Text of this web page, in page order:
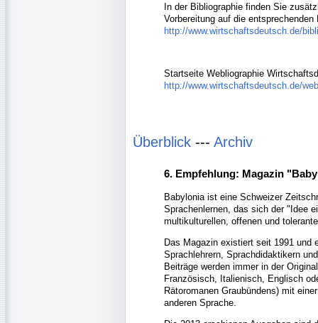
In der Bibliographie finden Sie
Vorbereitung auf die entsprechenden
http://www.wirtschaftsdeutsch.de/
Startseite Webliographie
http://www.wirtschaftsdeutsch.de/
Überblick --- Archiv
6. Empfehlung: Magazin
Babylonia ist eine Schweizer
Sprachenlernen, das sich der "Idee
multikulturellen, offenen und
Das Magazin existiert seit 1991 und
Sprachlehrern, Sprachdidaktikern
Beiträge werden immer in der
Französisch, Italienisch, Englisch
Rätoromanen Graubündens) mit
anderen Sprache.